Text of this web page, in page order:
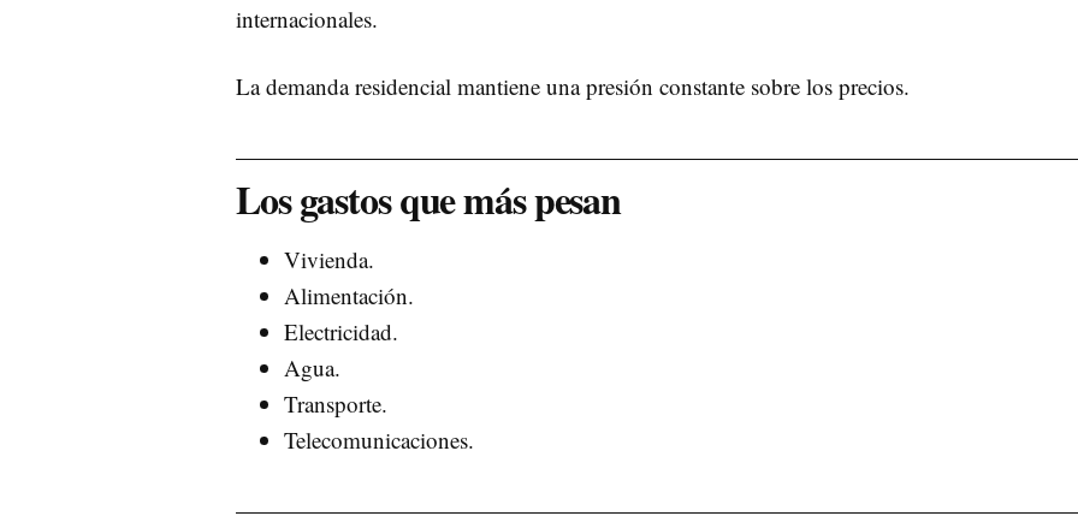
internacionales.
La demanda residencial mantiene una presión constante sobre los precios.
Los gastos que más pesan
Vivienda.
Alimentación.
Electricidad.
Agua.
Transporte.
Telecomunicaciones.